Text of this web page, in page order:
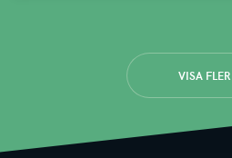
VISA FLER